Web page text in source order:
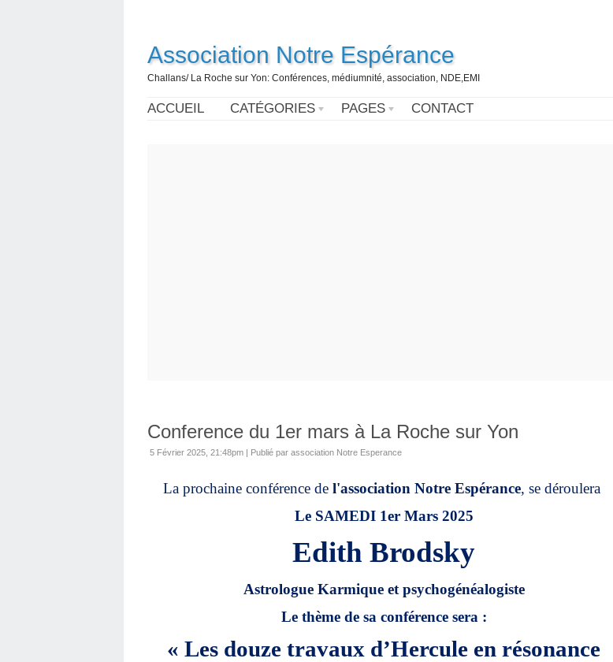
Association Notre Espérance
Challans/ La Roche sur Yon: Conférences, médiumnité, association, NDE,EMI
ACCUEIL CATÉGORIES PAGES CONTACT
Conference du 1er mars à La Roche sur Yon
5 Février 2025, 21:48pm | Publié par association Notre Esperance
La prochaine conférence de l'association Notre Espérance, se déroulera
Le SAMEDI 1er Mars 2025
Edith Brodsky
Astrologue Karmique et psychogénéalogiste
Le thème de sa conférence sera :
« Les douze travaux d’Hercule en résonance